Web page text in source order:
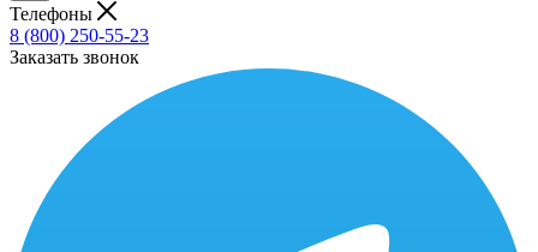
Телефоны
8 (800) 250-55-23
Заказать звонок